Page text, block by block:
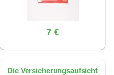
7 €
Die Versicherungsaufsicht